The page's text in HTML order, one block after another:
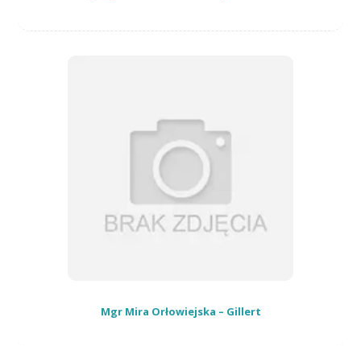
Mgr Mira Orłowiejska – Gillert